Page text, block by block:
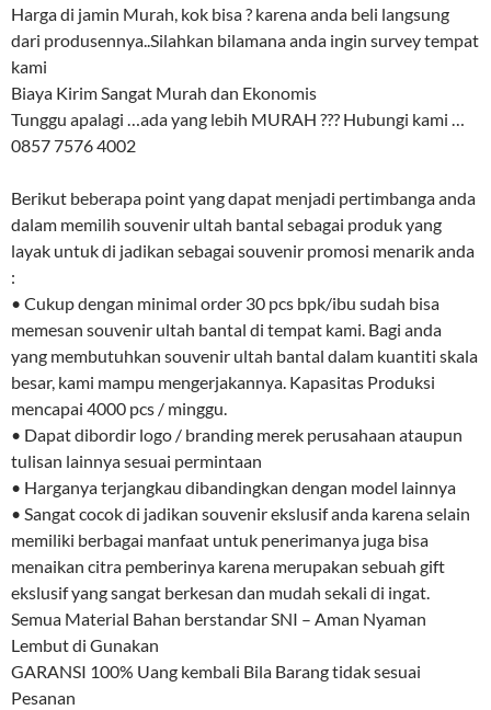
Harga di jamin Murah, kok bisa ? karena anda beli langsung
dari produsennya..Silahkan bilamana anda ingin survey tempat
kami
Biaya Kirim Sangat Murah dan Ekonomis
Tunggu apalagi …ada yang lebih MURAH ??? Hubungi kami …
0857 7576 4002
Berikut beberapa point yang dapat menjadi pertimbanga anda
dalam memilih souvenir ultah bantal sebagai produk yang
layak untuk di jadikan sebagai souvenir promosi menarik anda
:
• Cukup dengan minimal order 30 pcs bpk/ibu sudah bisa
memesan souvenir ultah bantal di tempat kami. Bagi anda
yang membutuhkan souvenir ultah bantal dalam kuantiti skala
besar, kami mampu mengerjakannya. Kapasitas Produksi
mencapai 4000 pcs / minggu.
• Dapat dibordir logo / branding merek perusahaan ataupun
tulisan lainnya sesuai permintaan
• Harganya terjangkau dibandingkan dengan model lainnya
• Sangat cocok di jadikan souvenir ekslusif anda karena selain
memiliki berbagai manfaat untuk penerimanya juga bisa
menaikan citra pemberinya karena merupakan sebuah gift
ekslusif yang sangat berkesan dan mudah sekali di ingat.
Semua Material Bahan berstandar SNI – Aman Nyaman
Lembut di Gunakan
GARANSI 100% Uang kembali Bila Barang tidak sesuai
Pesanan